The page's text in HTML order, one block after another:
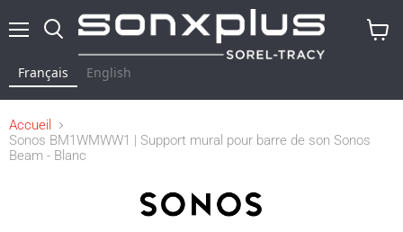
Français English
Accueil
Sonos BM1WMWW1 | Support mural pour barre de son Sonos
Beam - Blanc